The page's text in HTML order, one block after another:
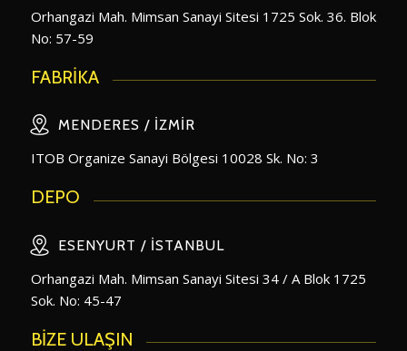
Orhangazi Mah. Mimsan Sanayi Sitesi 1725 Sok. 36. Blok
No: 57-59
FABRİKA
MENDERES / İZMIR
ITOB Organize Sanayi Bölgesi 10028 Sk. No: 3
DEPO
ESENYURT / İSTANBUL
Orhangazi Mah. Mimsan Sanayi Sitesi 34 / A Blok 1725
Sok. No: 45-47
BİZE ULAŞIN